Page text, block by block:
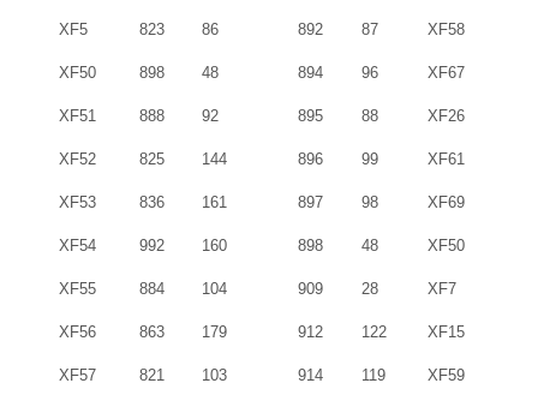
XF5 823 86 892 87 XF58
XF50 898 48 894 96 XF67
XF51 888 92 895 88 XF26
XF52 825 144 896 99 XF61
XF53 836 161 897 98 XF69
XF54 992 160 898 48 XF50
XF55 884 104 909 28 XF7
XF56 863 179 912 122 XF15
XF57 821 103 914 119 XF59